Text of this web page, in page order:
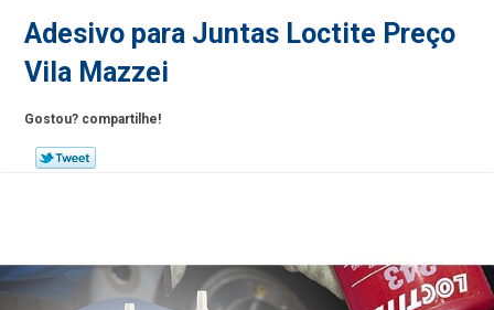
Adesivo para Juntas Loctite Preço
Vila Mazzei
Gostou? compartilhe!